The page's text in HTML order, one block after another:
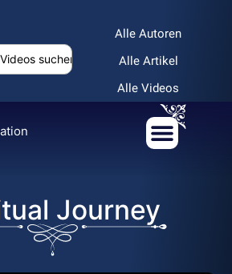
Alle Autoren
Alle Artikel
Alle Videos
Journey